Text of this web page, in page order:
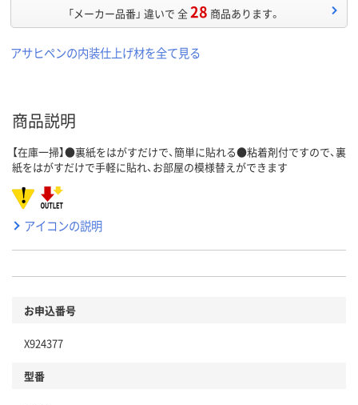
「メーカー品番」 違いで 全28 商品あります。
アサヒペンの内装仕上げ材を全て見る
商品説明
【在庫一掃】●裏紙をはがすだけで、簡単に貼れる●粘着剤付ですので、裏
紙をはがすだけで手軽に貼れ、お部屋の模様替えができます
アイコンの説明
お申込番号
X924377
型番